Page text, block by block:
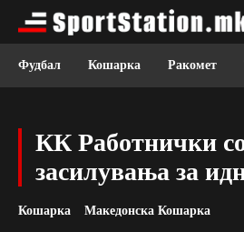
Фудбал Кошарка Ракомет
КК Работнички
засилувања за
Кошарка Македонска Кошарка